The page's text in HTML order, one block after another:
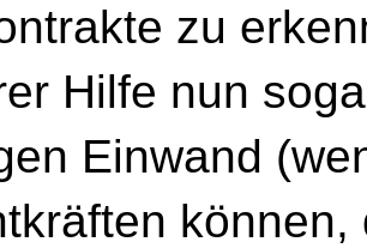
zu
Hilfe nun
Einwand
können,